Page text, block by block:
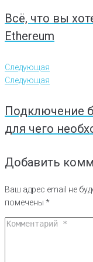
Всё, что вы
Ethereum
Следующая
Следующая
Подключение
для чего
Добавить
Ваш адрес email не
помечены *